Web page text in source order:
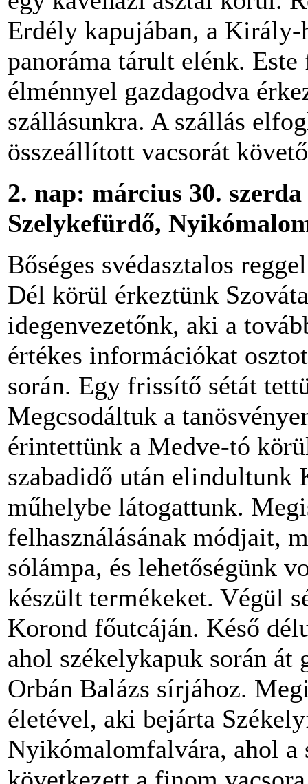
Erdély kapujában, a Király-
panoráma tárult elénk. Este
élménnyel gazdagodva
szállásunkra. A szállás
összeállított vacsorát
2. nap: március 30.
Szelykefürdő,
Bőséges svédasztalos
Dél körül érkeztünk
idegenvezetőnk, aki a
értékes információkat
során. Egy frissítő sétát
Megcsodáltuk a
érintettünk a Medve-tó
szabadidő után elindultunk
műhelybe látogattunk.
felhasználásának módjait,
sólámpa, és lehetőségünk
készült termékeket. Végül
Korond főutcáján. Késő
ahol székelykapuk során
Orbán Balázs sírjához.
életével, aki bejárta
Nyikómalomfalvára, ahol a